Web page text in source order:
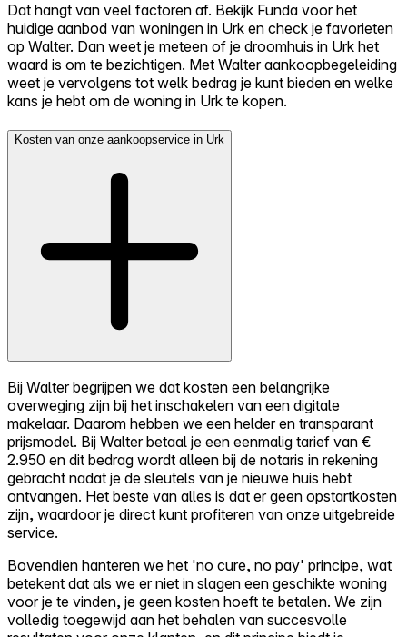
Dat hangt van veel factoren af. Bekijk Funda voor het
huidige aanbod van woningen in Urk en check je favorieten
op Walter. Dan weet je meteen of je droomhuis in Urk het
waard is om te bezichtigen. Met Walter aankoopbegeleiding
weet je vervolgens tot welk bedrag je kunt bieden en welke
kans je hebt om de woning in Urk te kopen.
Kosten van onze aankoopservice in Urk
Bij Walter begrijpen we dat kosten een belangrijke
overweging zijn bij het inschakelen van een digitale
makelaar. Daarom hebben we een helder en transparant
prijsmodel. Bij Walter betaal je een eenmalig tarief van €
2.950 en dit bedrag wordt alleen bij de notaris in rekening
gebracht nadat je de sleutels van je nieuwe huis hebt
ontvangen. Het beste van alles is dat er geen opstartkosten
zijn, waardoor je direct kunt profiteren van onze uitgebreide
service.
Bovendien hanteren we het 'no cure, no pay' principe, wat
betekent dat als we er niet in slagen een geschikte woning
voor je te vinden, je geen kosten hoeft te betalen. We zijn
volledig toegewijd aan het behalen van succesvolle